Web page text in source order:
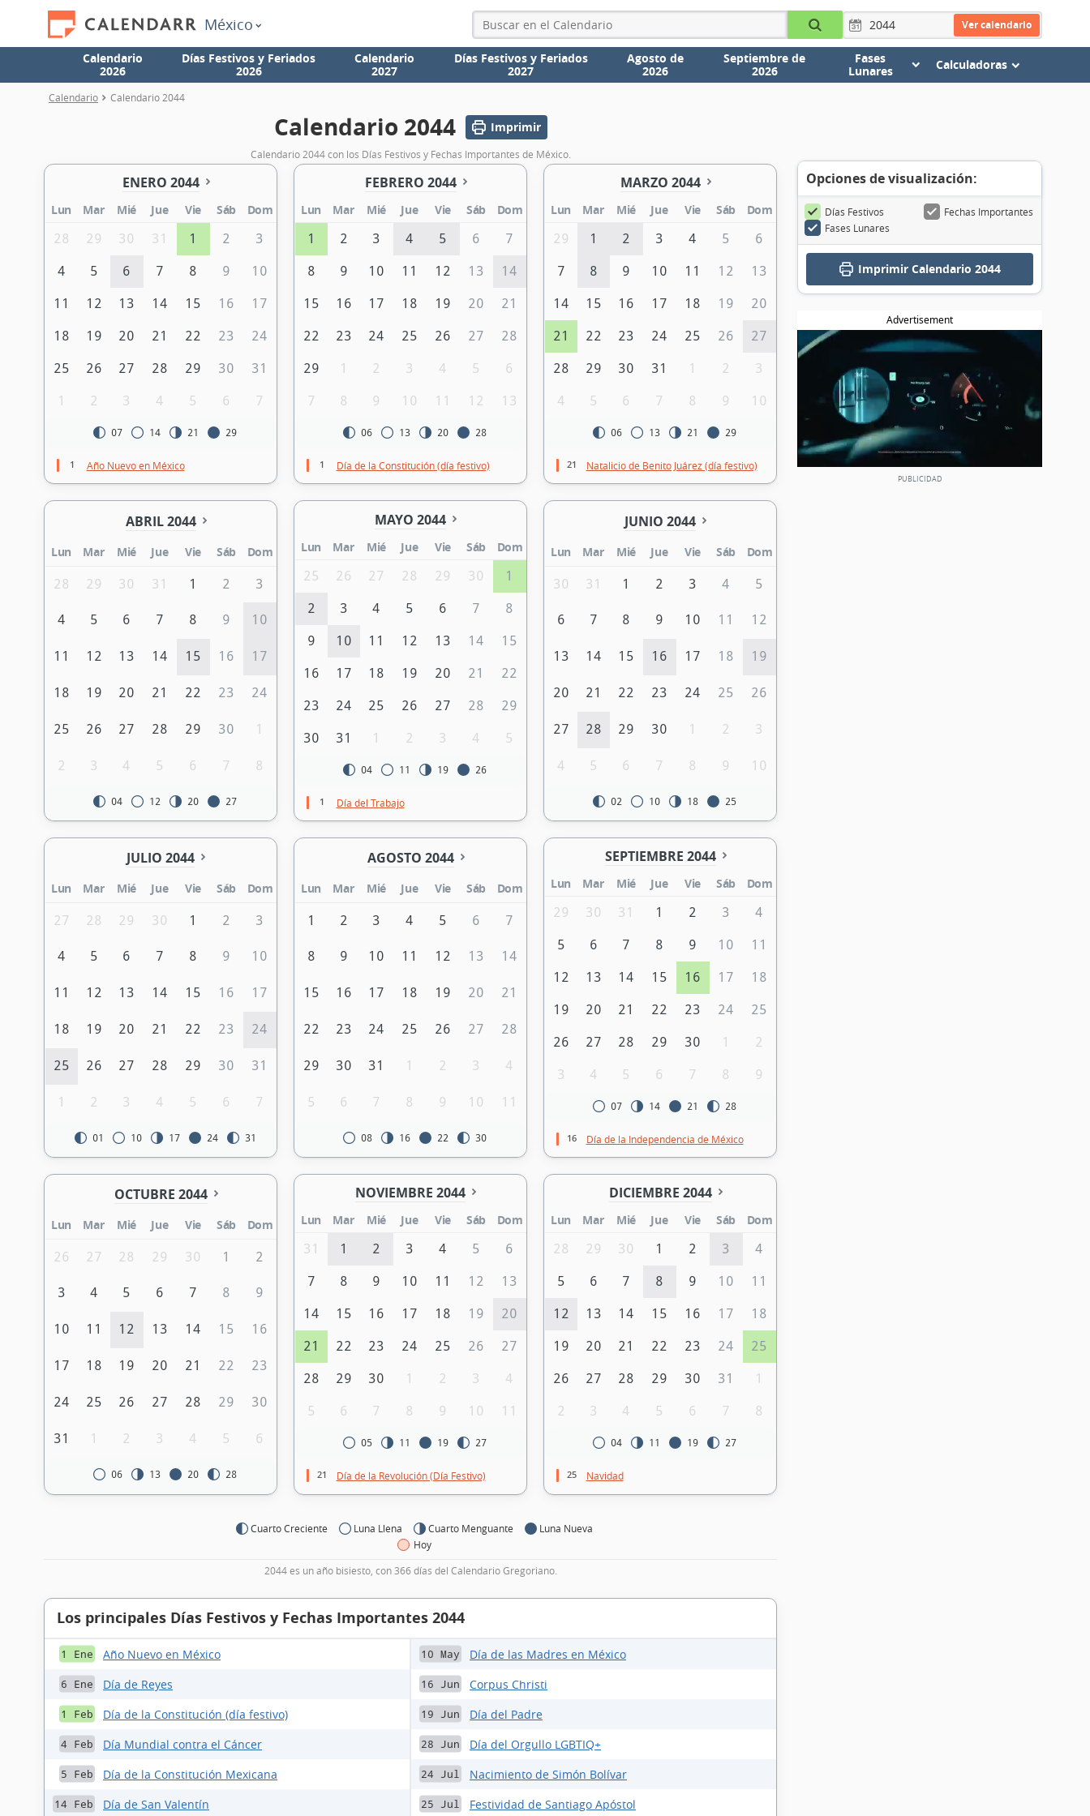
México Ver calendario
Calendario
2026
Días Festivos y Feriados
2026
Calendario
2027
Días Festivos y Feriados
2027
Agosto de
2026
Septiembre de
2026
Fases
Lunares
Calculadoras
Calendario Calendario 2044
Calendario 2044 Imprimir
Calendario 2044 con los Días Festivos y Fechas Importantes de México.
ENERO 2044
Lun Mar Mié Jue Vie Sáb
Dom
28
29 30 31 1 2 3
4 5 6 7 8 9 10
11 12 13 14 15 16 17
18 19 20 21 22 23 24
25 26 27 28 29 30 31
1 2 3 4 5 6 7
07 14 21 29
1 Año Nuevo en México
FEBRERO 2044
Lun Mar Mié Jue Vie Sáb
Dom
1
2 3 4 5 6 7
8 9 10 11 12 13 14
15 16 17 18 19 20 21
22 23 24 25 26 27 28
29 1 2 3 4 5 6
7 8 9 10 11 12 13
06 13 20 28
1 Día de la Constitución (día festivo)
MARZO 2044
Lun Mar Mié Jue Vie Sáb
Dom
29
1 2 3 4 5 6
7 8 9 10 11 12 13
14 15 16 17 18 19 20
21 22 23 24 25 26 27
28 29 30 31 1 2 3
4 5 6 7 8 9 10
06 13 21 29
21 Natalicio de Benito Juárez (día festivo)
ABRIL 2044
Lun Mar Mié Jue Vie Sáb Dom
28 29 30 31 1 2 3
4 5 6 7 8 9 10
11 12 13 14 15 16 17
18 19 20 21 22 23 24
25 26 27 28 29 30 1
2 3 4 5 6 7 8
04 12 20 27
MAYO 2044
Lun Mar Mié Jue Vie Sáb
Dom
25
26 27 28 29 30 1
2 3 4 5 6 7 8
9 10 11 12 13 14 15
16 17 18 19 20 21 22
23 24 25 26 27 28 29
30 31 1 2 3 4 5
04 11 19 26
1 Día del Trabajo
JUNIO 2044
Lun Mar Mié Jue Vie Sáb Dom
30 31 1 2 3 4 5
6 7 8 9 10 11 12
13 14 15 16 17 18 19
20 21 22 23 24 25 26
27 28 29 30 1 2 3
4 5 6 7 8 9 10
02 10 18 25
JULIO 2044
Lun Mar Mié Jue Vie Sáb Dom
27 28 29 30 1 2 3
4 5 6 7 8 9 10
11 12 13 14 15 16 17
18 19 20 21 22 23 24
25 26 27 28 29 30 31
1 2 3 4 5 6 7
01 10 17 24 31
AGOSTO 2044
Lun Mar Mié Jue Vie Sáb Dom
1 2 3 4 5 6 7
8 9 10 11 12 13 14
15 16 17 18 19 20 21
22 23 24 25 26 27 28
29 30 31 1 2 3 4
5 6 7 8 9 10 11
08 16 22 30
SEPTIEMBRE 2044
Lun Mar Mié Jue Vie Sáb
Dom
29
30 31 1 2 3 4
5 6 7 8 9 10 11
12 13 14 15 16 17 18
19 20 21 22 23 24 25
26 27 28 29 30 1 2
3 4 5 6 7 8 9
07 14 21 28
16 Día de la Independencia de México
OCTUBRE 2044
Lun Mar Mié Jue Vie Sáb Dom
26 27 28 29 30 1 2
3 4 5 6 7 8 9
10 11 12 13 14 15 16
17 18 19 20 21 22 23
24 25 26 27 28 29 30
31 1 2 3 4 5 6
06 13 20 28
NOVIEMBRE 2044
Lun Mar Mié Jue Vie Sáb
Dom
31
1 2 3 4 5 6
7 8 9 10 11 12 13
14 15 16 17 18 19 20
21 22 23 24 25 26 27
28 29 30 1 2 3 4
5 6 7 8 9 10 11
05 11 19 27
21 Día de la Revolución (Día Festivo)
DICIEMBRE 2044
Lun Mar Mié Jue Vie Sáb
Dom
28
29 30 1 2 3 4
5 6 7 8 9 10 11
12 13 14 15 16 17 18
19 20 21 22 23 24 25
26 27 28 29 30 31 1
2 3 4 5 6 7 8
04 11 19 27
25 Navidad
Cuarto Creciente Luna Llena Cuarto Menguante
Luna Nueva
Hoy
2044 es un año bisiesto, con 366 días del Calendario Gregoriano.
Los principales Días Festivos y Fechas Importantes 2044
1 Ene Año Nuevo en México
6 Ene Día de Reyes
1 Feb Día de la Constitución (día festivo)
4 Feb Día Mundial contra el Cáncer
5 Feb Día de la Constitución Mexicana
14 Feb Día de San Valentín
10 May Día de las Madres en México
16 Jun Corpus Christi
19 Jun Día del Padre
28 Jun Día del Orgullo LGBTIQ+
24 Jul Nacimiento de Simón Bolívar
25 Jul Festividad de Santiago Apóstol
Opciones de visualización:
Días Festivos
Fechas Importantes
Fases Lunares
ImprimirCalendario 2044
Advertisement